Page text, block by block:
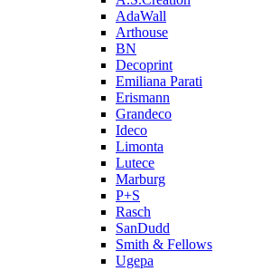
AdaWall
Arthouse
BN
Decoprint
Emiliana Parati
Erismann
Grandeco
Ideco
Limonta
Lutece
Marburg
P+S
Rasch
SanDudd
Smith & Fellows
Ugepa